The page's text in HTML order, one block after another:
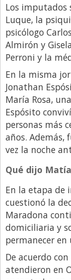
Minuto
Negocios
Opinion
País
Política
Publicidad y
Real Estate y
Santa Fe
Show Business
Sociedad
Tecnología
Tendencias
Viajes
Los imputados
Luque, la
psicólogo
Almirón y
Perroni y la
En la misma
Jonathan
María Rosa,
Espósito
personas más
años.
vez la noche
Qué dijo
En la etapa de
cuestionó la
Maradona
domiciliaria y
permanecer en
De acuerdo
atendieron en